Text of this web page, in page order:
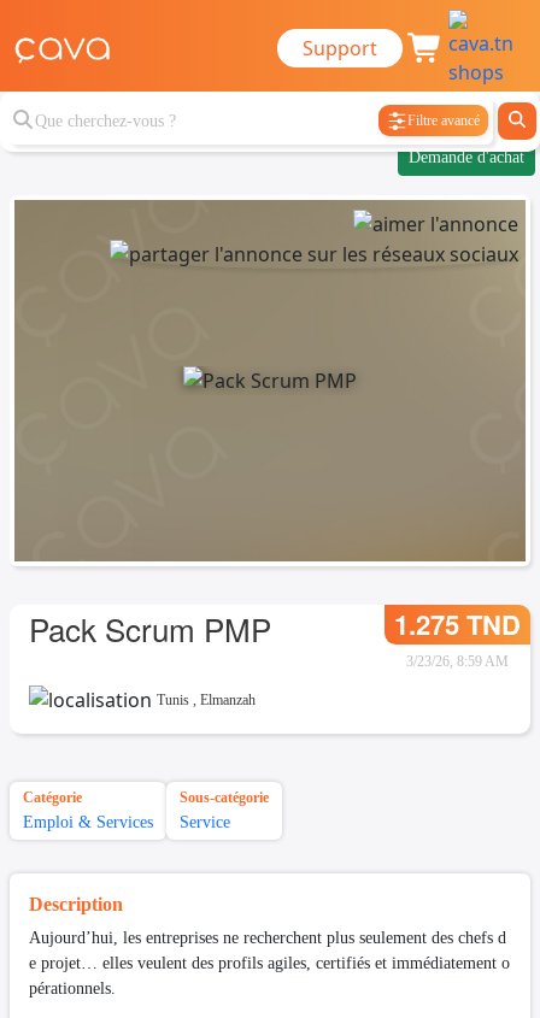
Support
Filtre avancé
Demande d'achat
Pack Scrum PMP 1.275 TND
3/23/26, 8:59 AM
Tunis , Elmanzah
Catégorie
Emploi & Services
Sous-catégorie
Service
Description
Aujourd’hui, les entreprises ne recherchent plus seulement des chefs d
e projet… elles veulent des profils agiles, certifiés et immédiatement o
pérationnels.